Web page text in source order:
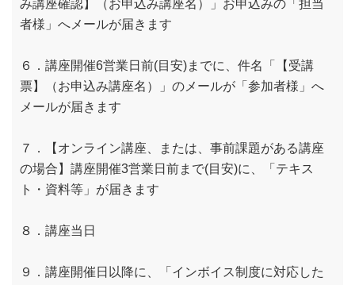
み講座確認】（お申込み講座名）」お申込みの「担当
者様」へメールが届きます
６．講座開催6営業日前(目安)までに、件名「【受講
票】（お申込み講座名）」のメールが「参加者様」へ
メールが届きます
７．【オンライン講座、または、事前課題がある講座
の場合】講座開催3営業日前まで(目安)に、「テキス
ト・資料等」が届きます
８．講座当日
９．講座開催日以降に、「インボイス制度に対応した